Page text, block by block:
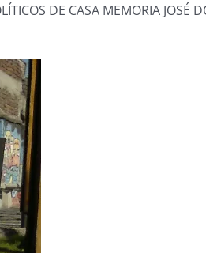
DE CASA MEMORIA JOSÉ